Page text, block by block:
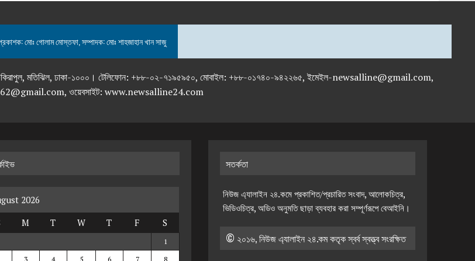
মোঃ গোলাম মোস্তফা, সম্পাদক: মোঃ শাহজাহান খান সাজু
রোড, ফকিরাপুল, মতিঝিল, ঢাকা-১০০০। টেলিফোন: +৮৮-০২-৭১৯৫৯৫০, মোবাইল: +৮৮-০১৭৪০-৯৪২২৬৫, ইমেইল-newsalline@gmail.com,
ওয়েবসাইট: www.newsalline24.com
2026
M T W T F S
1
3 4 5 6 7 8
সতর্কতা
নিউজ এ্যালাইন ২৪.কমে প্রকাশিত/প্রচারিত সংবাদ, আলোকচিত্র,
ভিডিওচিত্র, অডিও অনুমতি ছাড়া ব্যবহার করা সম্পূর্ণরূপে বেআইনি।
© ২০১৬, নিউজ এ্যালাইন ২৪.কম কতৃক স্বর্ব স্বত্ত্ব সংরক্ষিত